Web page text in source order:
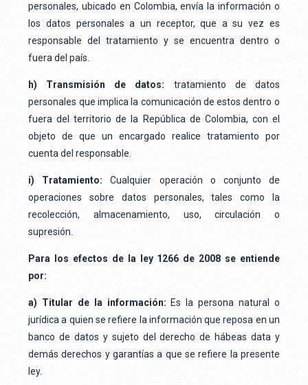
personales, ubicado en Colombia, envía la información o
los datos personales a un receptor, que a su vez es
responsable del tratamiento y se encuentra dentro o
fuera del país.
h) Transmisión de datos: tratamiento de datos
personales que implica la comunicación de estos dentro o
fuera del territorio de la República de Colombia, con el
objeto de que un encargado realice tratamiento por
cuenta del responsable.
i) Tratamiento: Cualquier operación o conjunto de
operaciones sobre datos personales, tales como la
recolección, almacenamiento, uso, circulación o
supresión.
Para los efectos de la ley 1266 de 2008 se entiende
por:
a) Titular de la información: Es la persona natural o
jurídica a quien se refiere la información que reposa en un
banco de datos y sujeto del derecho de hábeas data y
demás derechos y garantías a que se refiere la presente
ley.